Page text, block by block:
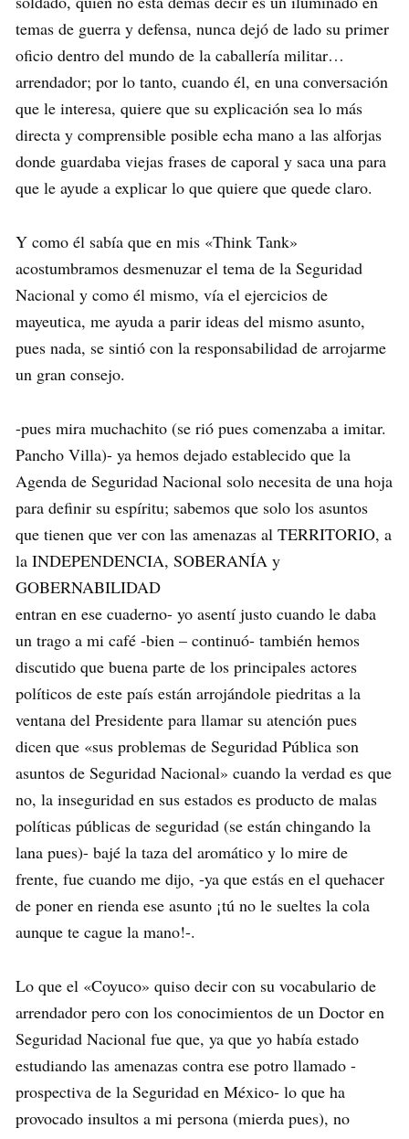
temas de guerra y defensa, nunca dejó de lado su primer
oficio dentro del mundo de la caballería militar…
arrendador; por lo tanto, cuando él, en una conversación
que le interesa, quiere que su explicación sea lo más
directa y comprensible posible echa mano a las alforjas
donde guardaba viejas frases de caporal y saca una para
que le ayude a explicar lo que quiere que quede claro.
Y como él sabía que en mis «Think Tank»
acostumbramos desmenuzar el tema de la Seguridad
Nacional y como él mismo, vía el ejercicios de
mayeutica, me ayuda a parir ideas del mismo asunto,
pues nada, se sintió con la responsabilidad de arrojarme
un gran consejo.
-pues mira muchachito (se rió pues comenzaba a imitar.
Pancho Villa)- ya hemos dejado establecido que la
Agenda de Seguridad Nacional solo necesita de una hoja
para definir su espíritu; sabemos que solo los asuntos
que tienen que ver con las amenazas al TERRITORIO, a
la INDEPENDENCIA, SOBERANÍA y
GOBERNABILIDAD
entran en ese cuaderno- yo asentí justo cuando le daba
un trago a mi café -bien – continuó- también hemos
discutido que buena parte de los principales actores
políticos de este país están arrojándole piedritas a la
ventana del Presidente para llamar su atención pues
dicen que «sus problemas de Seguridad Pública son
asuntos de Seguridad Nacional» cuando la verdad es que
no, la inseguridad en sus estados es producto de malas
políticas públicas de seguridad (se están chingando la
lana pues)- bajé la taza del aromático y lo mire de
frente, fue cuando me dijo, -ya que estás en el quehacer
de poner en rienda ese asunto ¡tú no le sueltes la cola
aunque te cague la mano!-.
Lo que el «Coyuco» quiso decir con su vocabulario de
arrendador pero con los conocimientos de un Doctor en
Seguridad Nacional fue que, ya que yo había estado
estudiando las amenazas contra ese potro llamado -
prospectiva de la Seguridad en México- lo que ha
provocado insultos a mi persona (mierda pues), no